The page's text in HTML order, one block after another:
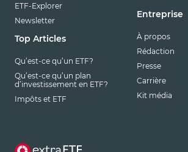
ETF-Explorer
Newsletter
Top Articles
Qu’est-ce qu’un ETF?
Qu’est-ce qu’un plan
d’investissement en ETF?
Impôts et ETF
Entreprise
À propos
Rédaction
Presse
Carrière
Kit média